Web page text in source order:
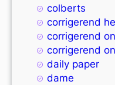
colberts
corrigerend
corrigerend
corrigerend
daily paper
dame